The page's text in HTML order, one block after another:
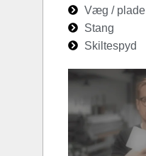
Væg / plade
Stang
Skiltespyd